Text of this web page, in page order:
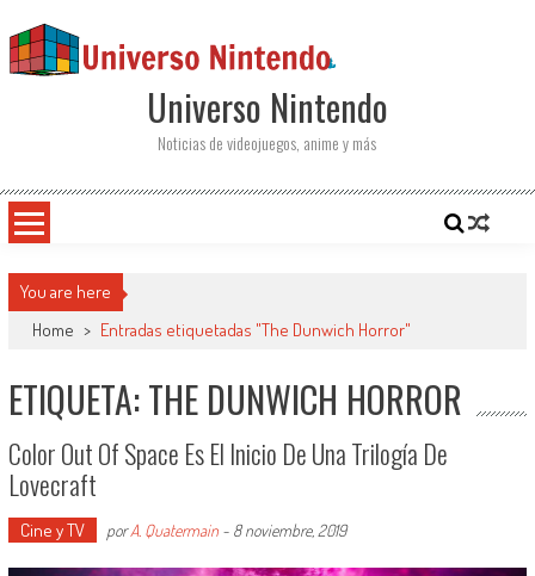
Universo Nintendo
Noticias de videojuegos, anime y más
You are here
Home > Entradas etiquetadas "The Dunwich Horror"
ETIQUETA: THE DUNWICH HORROR
Color Out Of Space Es El Inicio De Una Trilogía De
Lovecraft
Cine y TV porA. Quatermain- 8 noviembre, 2019